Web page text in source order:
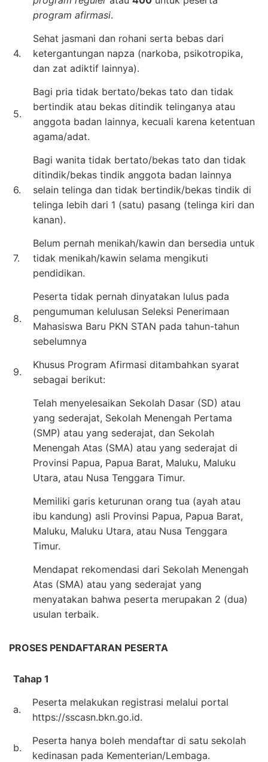
program afirmasi.
4.
Sehat jasmani dan rohani serta bebas dari
ketergantungan napza (narkoba, psikotropika,
dan zat adiktif lainnya).
5.
Bagi pria tidak bertato/bekas tato dan tidak
bertindik atau bekas ditindik telinganya atau
anggota badan lainnya, kecuali karena ketentuan
agama/adat.
6.
Bagi wanita tidak bertato/bekas tato dan tidak
ditindik/bekas tindik anggota badan lainnya
selain telinga dan tidak bertindik/bekas tindik di
telinga lebih dari 1 (satu) pasang (telinga kiri dan
kanan).
7.
Belum pernah menikah/kawin dan bersedia untuk
tidak menikah/kawin selama mengikuti
pendidikan.
8.
Peserta tidak pernah dinyatakan lulus pada
pengumuman kelulusan Seleksi Penerimaan
Mahasiswa Baru PKN STAN pada tahun-tahun
sebelumnya
9.
Khusus Program Afirmasi ditambahkan syarat
sebagai berikut:
Telah menyelesaikan Sekolah Dasar (SD) atau
yang sederajat, Sekolah Menengah Pertama
(SMP) atau yang sederajat, dan Sekolah
Menengah Atas (SMA) atau yang sederajat di
Provinsi Papua, Papua Barat, Maluku, Maluku
Utara, atau Nusa Tenggara Timur.
Memiliki garis keturunan orang tua (ayah atau
ibu kandung) asli Provinsi Papua, Papua Barat,
Maluku, Maluku Utara, atau Nusa Tenggara
Timur.
Mendapat rekomendasi dari Sekolah Menengah
Atas (SMA) atau yang sederajat yang
menyatakan bahwa peserta merupakan 2 (dua)
usulan terbaik.
PROSES PENDAFTARAN PESERTA
Tahap 1
a.
Peserta melakukan registrasi melalui portal
https://sscasn.bkn.go.id.
b.
Peserta hanya boleh mendaftar di satu sekolah
kedinasan pada Kementerian/Lembaga.